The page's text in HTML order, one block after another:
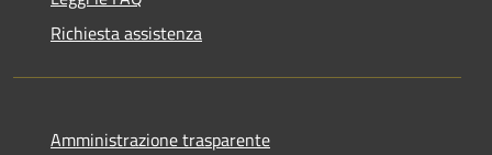
Richiesta assistenza
Amministrazione trasparente